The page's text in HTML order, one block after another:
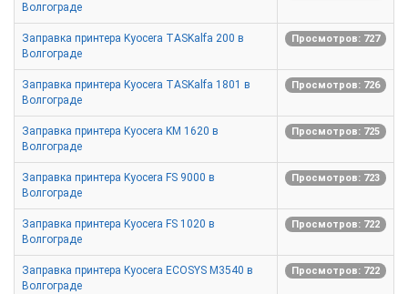
Волгограде
Заправка принтера Kyocera TASKalfa 200 в
Волгограде
Просмотров: 727
Заправка принтера Kyocera TASKalfa 1801 в
Волгограде
Просмотров: 726
Заправка принтера Kyocera KM 1620 в
Волгограде
Просмотров: 725
Заправка принтера Kyocera FS 9000 в
Волгограде
Просмотров: 723
Заправка принтера Kyocera FS 1020 в
Волгограде
Просмотров: 722
Заправка принтера Kyocera ECOSYS M3540 в
Волгограде
Просмотров: 722